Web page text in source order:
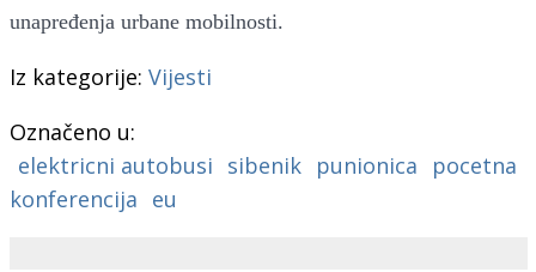
unapređenja urbane mobilnosti.
Iz kategorije: Vijesti
Označeno u:
elektricni autobusi sibenik punionica
pocetna
konferencija eu